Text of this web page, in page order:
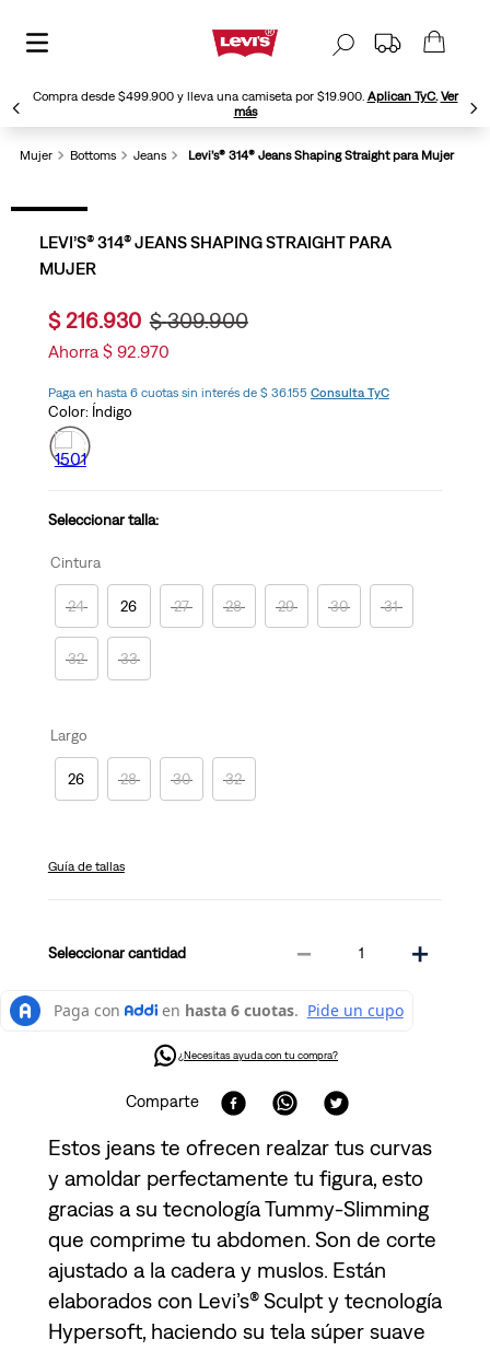
Compra desde $499.900 y lleva una camiseta por $19.900. Aplican TyC. Ver
más
Mujer Bottoms Jeans Levi’s® 314® Jeans Shaping Straight para Mujer
LEVI’S® 314® JEANS SHAPING STRAIGHT PARA
MUJER
$ 216.930 $ 309.900
Ahorra $ 92 970
Paga en hasta 6 cuotas sin interés de $ 36.155 Consulta TyC
Color: Índigo
Seleccionar talla:
Cintura
24 26 27 28 29 30 31
32 33
Largo
26 28 30 32
Guía de tallas
cantidad ＋
－
¿Necesitas ayuda con tu compra?
Comparte
Estos jeans te ofrecen realzar tus curvas
y amoldar perfectamente tu figura, esto
gracias a su tecnología Tummy-Slimming
que comprime tu abdomen. Son de corte
ajustado a la cadera y muslos. Están
elaborados con Levi’s® Sculpt y tecnología
Hypersoft, haciendo su tela súper suave